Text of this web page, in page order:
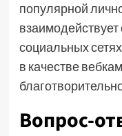
популярной
социальных
в качестве
Вопрос-